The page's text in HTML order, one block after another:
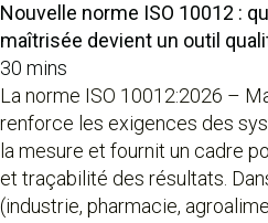
Nouvelle norme ISO 10012 :
maîtrisée devient un outil
30 mins
La norme ISO 10012:2026 –
renforce les exigences des
la mesure et fournit un cadre
et traçabilité des résultats.
(industrie, pharmacie,